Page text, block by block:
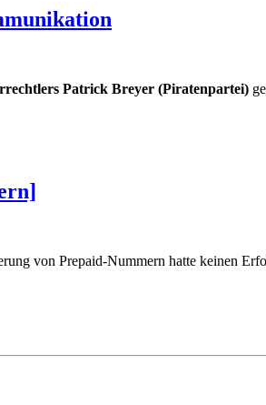
Patrick Breyer (Piratenpartei)
von Prepaid-Nummern hatte keinen